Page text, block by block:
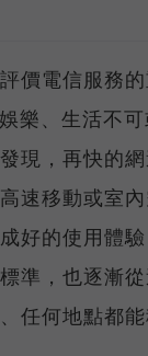
價電信服務
樂、生活不
現，再快的
速移動或室
好的使用體驗
準，也逐漸
任何地點都